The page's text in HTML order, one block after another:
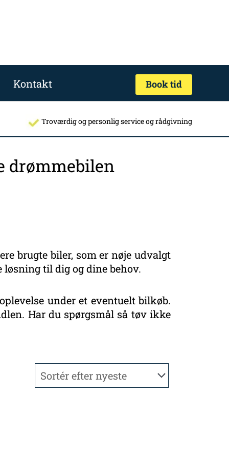
Kontakt Book tid
Troværdig og personlig service og rådgivning
drømmebilen
brugte biler, som er nøje udvalgt
til dig og dine behov.
under et eventuelt bilkøb.
Har du spørgsmål så tøv ikke